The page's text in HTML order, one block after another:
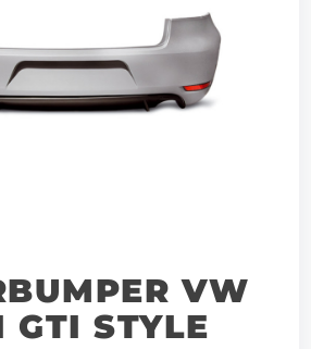
VW
GTI STYLE